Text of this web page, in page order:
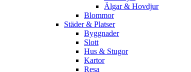
Älgar & Hovdjur
Blommor
Städer & Platser
Byggnader
Slott
Hus & Stugor
Kartor
Resa